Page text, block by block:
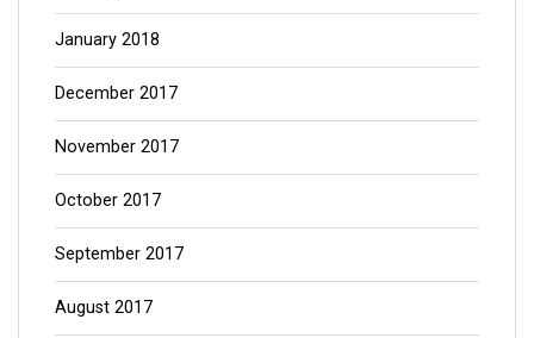
January 2018
December 2017
November 2017
October 2017
September 2017
August 2017